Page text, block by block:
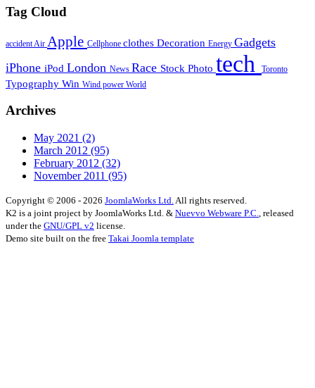
Tag Cloud
accident Air Apple Cellphone clothes Decoration Energy Gadgets
iPhone iPod London News Race Stock Photo tech Toronto
Typography Win Wind power World
Archives
May 2021 (2)
March 2012 (95)
February 2012 (32)
November 2011 (95)
Copyright © 2006 - 2026 JoomlaWorks Ltd.All rights reserved.
K2 is a joint project by JoomlaWorks Ltd. & Nuevvo Webware P.C., released
under the GNU/GPL v2 license.
Demo site built on the free Takai Joomla template